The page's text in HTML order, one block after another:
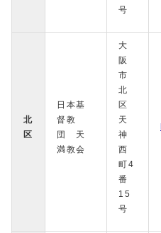
号
北
区
日本基
督教
団 天
満教会
大
阪
市
北
区
天
神
西
町4
番
15
号